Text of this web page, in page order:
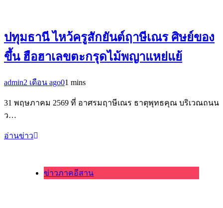
ปทุมธานี ไหว้ครูสักยันต์ฤาษีเณร ศิษย์ของ
ขึ้น ฮือฮาเลขตะกรุดไม้พญาแหย่แย้
admin2 เดือน ago01 mins
31 พฤษภาคม 2569 ที่ อาศรมฤาษีเณร ธาตุพุทธคุณ บริเวณถนน
ว…
อ่านข่าว
ข่าวภาคอีสาน